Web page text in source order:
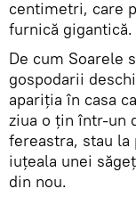
centimetri, care
furnică gigantică.
De cum Soarele
gospodarii
apariția în casa
ziua o țin într-un
fereastra, stau la
iuțeala unei
din nou.